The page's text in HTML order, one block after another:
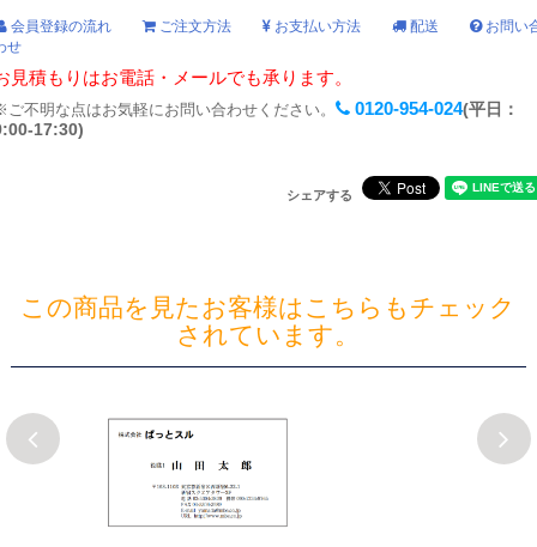
会員登録の流れ ご注文方法 お支払い方法 配送
お問い
せ
見積もりはお電話・メールでも承ります。
不明な点はお気軽にお問い合わせください。 0120-954-024(平日：
17:30)
シェアする
この商品を見たお客様はこちらもチェック
されています。